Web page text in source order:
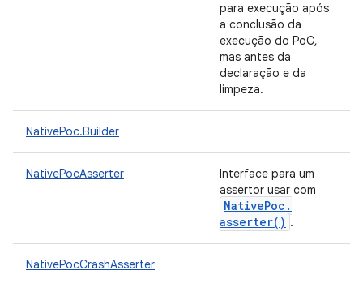
para execução após
a conclusão da
execução do PoC,
mas antes da
declaração e da
limpeza.
NativePoc.Builder
NativePocAsserter
Interface para um
assertor usar com
NativePoc .
asserter( ) .
NativePocCrashAsserter